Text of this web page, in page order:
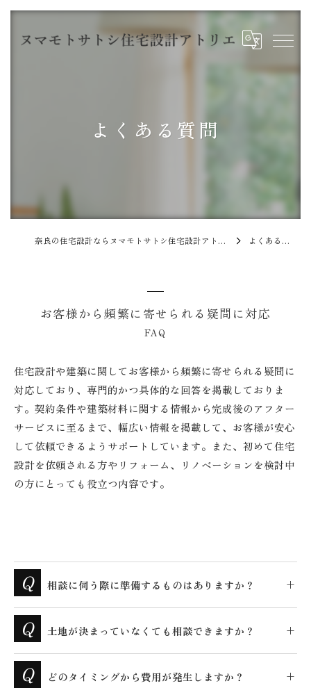
よくある質問
奈良の住宅設計ならヌマモトサトシ住宅設計アトリエ よくある質問
お客様から頻繁に寄せられる疑問に対応
FAQ
住宅設計や建築に関してお客様から頻繁に寄せられる疑問に
対応しており、専門的かつ具体的な回答を掲載しておりま
す。契約条件や建築材料に関する情報から完成後のアフター
サービスに至るまで、幅広い情報を掲載して、お客様が安心
して依頼できるようサポートしています。また、初めて住宅
設計を依頼される方やリフォーム、リノベーションを検討中
の方にとっても役立つ内容です。
相談に伺う際に準備するものはありますか？
土地が決まっていなくても相談できますか？
どのタイミングから費用が発生しますか？